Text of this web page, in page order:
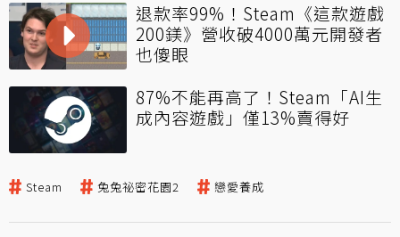
退款率99%！Steam《這款遊戲
200鎂》營收破4000萬元開發者
也傻眼
87%不能再高了！Steam「AI生
成內容遊戲」僅13%賣得好
Steam 兔兔祕密花園2 戀愛養成